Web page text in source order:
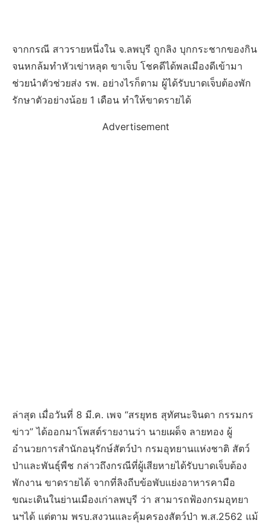
จากกรณี สาวรายหนึ่งใน จ.ลพบุรี ถูกลิง บุกกระชากของกิน
จนหกล้มทำหัวเข่าหลุด ขาเจ็บ โชคดีได้พลเมืองดีเข้ามา
ช่วยนำตัวช่วยส่ง รพ. อย่างไรก็ตาม ผู้ได้รับบาดเจ็บต้องพัก
รักษาตัวอย่างน้อย 1 เดือน ทำให้ขาดรายได้
Advertisement
ล่าสุด เมื่อวันที่ 8 มี.ค. เพจ “สรยุทธ สุทัศนะจินดา กรรมกร
ข่าว” ได้ออกมาโพสต์รายงานว่า นายเผด็จ ลายทอง ผู้
อำนวยการสำนักอนุรักษ์สัตว์ป่า กรมอุทยานแห่งชาติ สัตว์
ป่าและพันธุ์พืช กล่าวถึงกรณีที่ผู้เสียหายได้รับบาดเจ็บต้อง
พักงาน ขาดรายได้ จากที่ลิงถีบข้อพับแย่งอาหารคามือ
ขณะเดินในย่านเมืองเก่าลพบุรี ว่า สามารถฟ้องกรมอุทยา
นฯได้ แต่ตาม พรบ.สงวนและคุ้มครองสัตว์ป่า พ.ส.2562 แม้